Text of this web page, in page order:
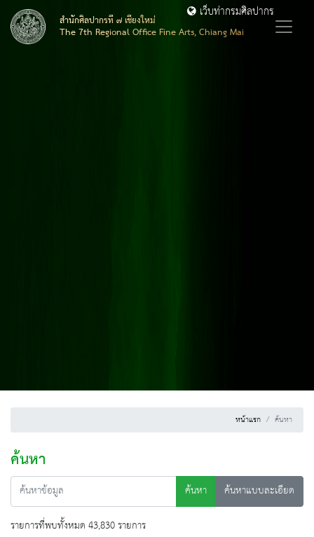
สำนักศิลปากรที่ ๗ เชียงใหม่
The 7th Regional Office Fine Arts, Chiang Mai
เว็บท่ากรมศิลปากร
หน้าแรก ค้นหา
ค้นหา
ค้นหา
ค้นหาแบบละเอียด
รายการที่พบทั้งหมด 43,830 รายการ